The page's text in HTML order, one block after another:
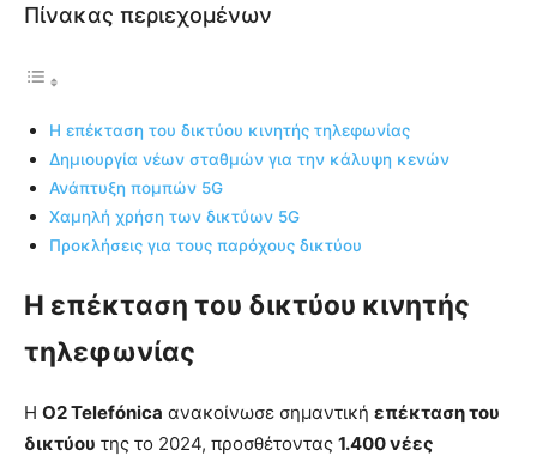
Πίνακας περιεχομένων
Η επέκταση του δικτύου κινητής τηλεφωνίας
Δημιουργία νέων σταθμών για την κάλυψη κενών
Ανάπτυξη πομπών 5G
Χαμηλή χρήση των δικτύων 5G
Προκλήσεις για τους παρόχους δικτύου
Η επέκταση του δικτύου κινητής
τηλεφωνίας
Η O2 Telefónica ανακοίνωσε σημαντική επέκταση του
δικτύου της το 2024, προσθέτοντας 1.400 νέες